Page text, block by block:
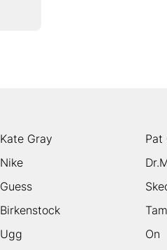
Kate Gray
Pat
Nike
Guess
Birkenstock
Ugg
On